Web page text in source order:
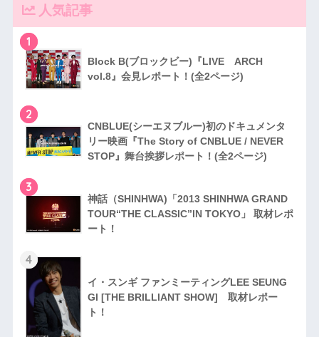
人気記事
1
Block B(ブロックビー)『LIVE ARCH
vol.8』会見レポート！(全2ページ)
2
CNBLUE(シーエヌブルー)初のドキュメンタ
リー映画『The Story of CNBLUE / NEVER
STOP』舞台挨拶レポート！(全2ページ)
3
神話（SHINHWA)「2013 SHINHWA GRAND
TOUR“THE CLASSIC”IN TOKYO」 取材レポ
ート！
4
イ・スンギ ファンミーティングLEE SEUNG
GI [THE BRILLIANT SHOW] 取材レポー
ト！